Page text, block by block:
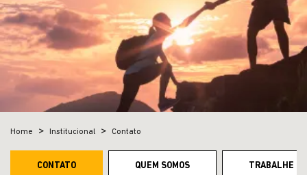
Home Institucional Contato
QUEM SOMOS
CONTATO TRABALHE